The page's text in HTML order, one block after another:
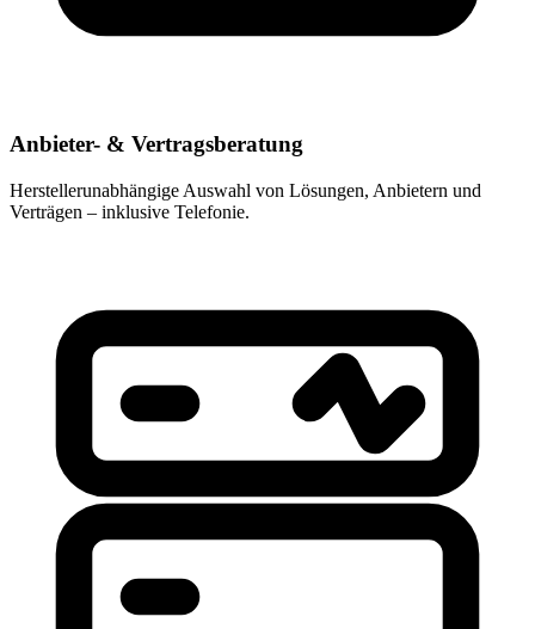
Anbieter- & Vertragsberatung
Herstellerunabhängige Auswahl von Lösungen, Anbietern und
Verträgen – inklusive Telefonie.